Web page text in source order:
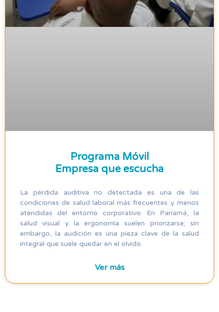
Programa Móvil
Empresa que escucha
La pérdida auditiva no detectada es una de las
condiciones de salud laboral más frecuentes y menos
atendidas del entorno corporativo. En Panamá, la
salud visual y la ergonomía suelen priorizarse; sin
embargo, la audición es una pieza clave de la salud
integral que suele quedar en el olvido.
Ver más